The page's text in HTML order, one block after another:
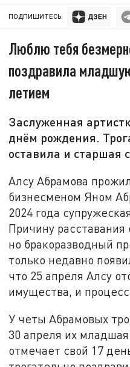
ПОДПИШИТЕСЬ:
Люблю тебя
поздравила
летием
Заслуженная
днём рождения.
оставила и старшая
Алсу Абрамова
бизнесменом Яном
2024 года
Причину
но бракоразводный
только недавно
что 25 апреля Алсу
имущества, и
У четы Абрамовых
30 апреля их
отмечает свой 17